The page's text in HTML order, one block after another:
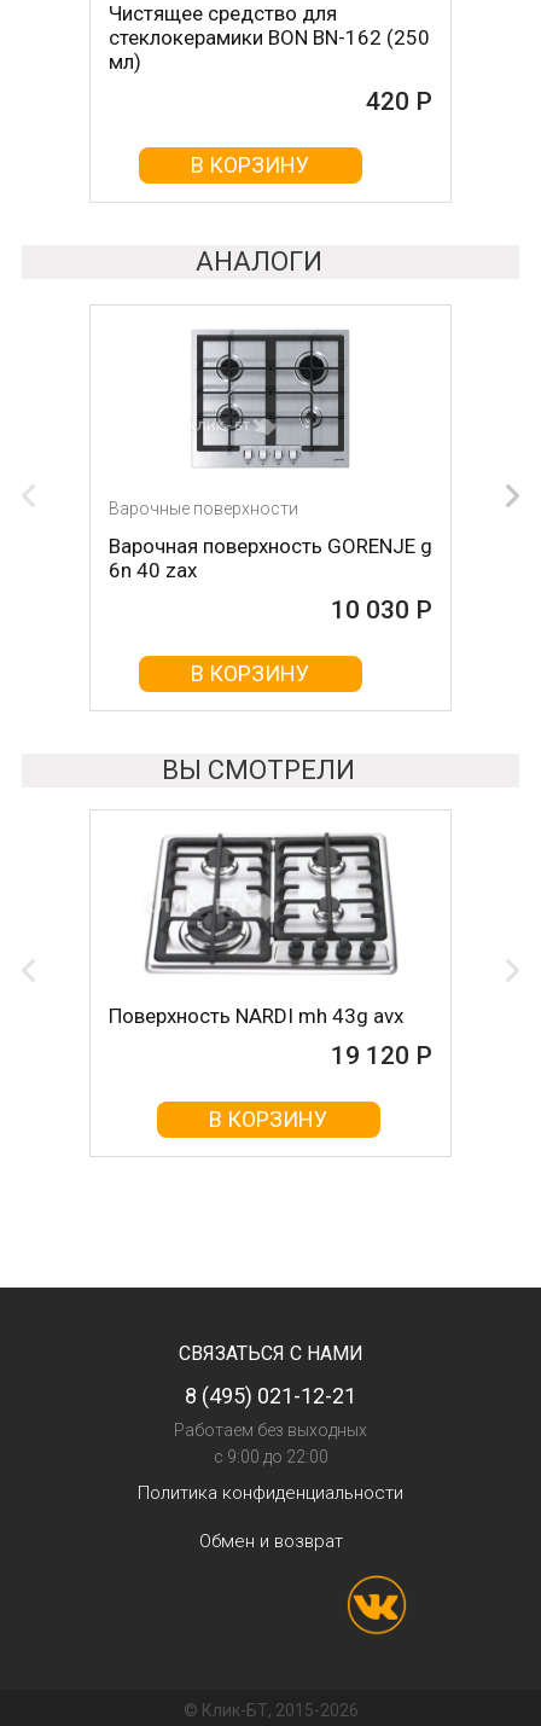
Чистящее средство для
стеклокерамики BON BN-162 (250
мл)
420 Р
В КОРЗИНУ
Скребок для ухода за
стеклокерамикой BON BN-603
В КОРЗИНУ
АНАЛОГИ
Варочные поверхности
Варочная поверхность GORENJE g
6n 40 zax
10 030 Р
В КОРЗИНУ
Варочные поверхности
Варочная поверхность GORENJE g
6n40 bx
10 030 Р
В КОРЗИНУ
ВЫ СМОТРЕЛИ
Поверхность NARDI mh 43g avx
19 120 Р
В КОРЗИНУ
СВЯЗАТЬСЯ С НАМИ
8 (495) 021-12-21
Работаем без выходных
с 9:00 до 22:00
Политика конфиденциальности
Обмен и возврат
© Клик-БТ, 2015-2026